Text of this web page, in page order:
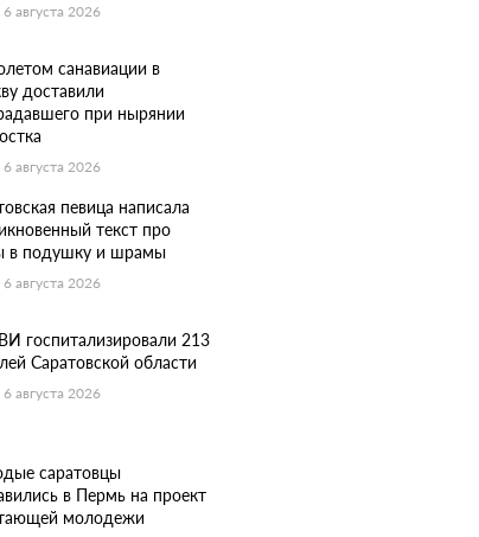
августа 2026
санавиации в
доставили
при нырянии
августа 2026
певица написала
текст про
в подушку и шрамы
августа 2026
госпитализировали 213
Саратовской области
августа 2026
саратовцы
в Пермь на проект
молодежи